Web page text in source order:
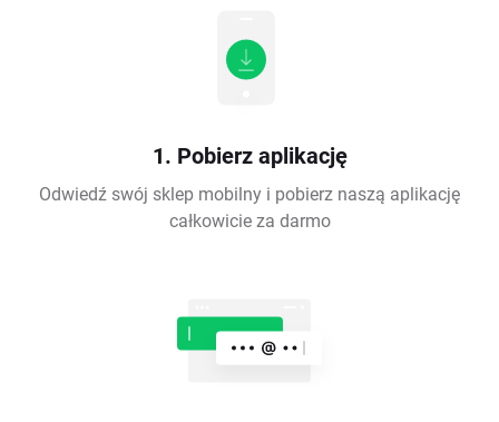
1. Pobierz aplikację
Odwiedź swój sklep mobilny i pobierz naszą aplikację
całkowicie za darmo